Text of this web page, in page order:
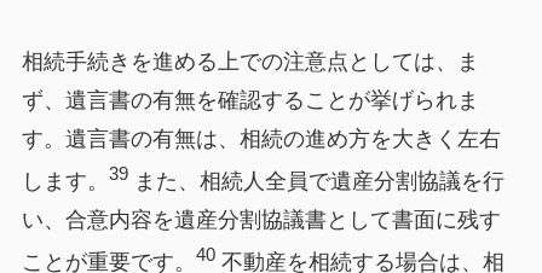
相続手続きを進める上での注意点としては、ま
ず、遺言書の有無を確認することが挙げられま
す。遺言書の有無は、相続の進め方を大きく左右
します。 39また、相続人全員で遺産分割協議を行
い、合意内容を遺産分割協議書として書面に残す
ことが重要です。 40不動産を相続する場合は、相